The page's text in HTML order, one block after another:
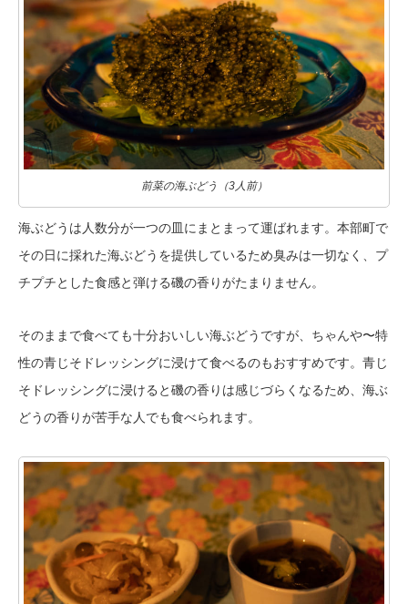
前菜の海ぶどう（3人前）
海ぶどうは人数分が一つの皿にまとまって運ばれます。本部町で
その日に採れた海ぶどうを提供しているため臭みは一切なく、プ
チプチとした食感と弾ける磯の香りがたまりません。
そのままで食べても十分おいしい海ぶどうですが、ちゃんや〜特
性の青じそドレッシングに浸けて食べるのもおすすめです。青じ
そドレッシングに浸けると磯の香りは感じづらくなるため、海ぶ
どうの香りが苦手な人でも食べられます。